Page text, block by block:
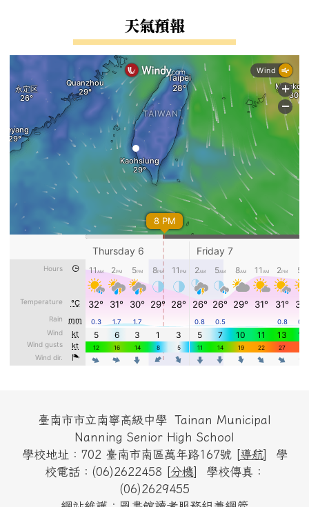
天氣預報
頁尾區域內容
臺南市市立南寧高級中學 Tainan Municipal
Nanning Senior High School
學校地址：702 臺南市南區萬年路167號 [導航] 學
校電話：(06)2622458 [分機] 學校傳真：
(06)2629455